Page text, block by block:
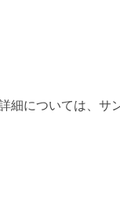
細については、サ